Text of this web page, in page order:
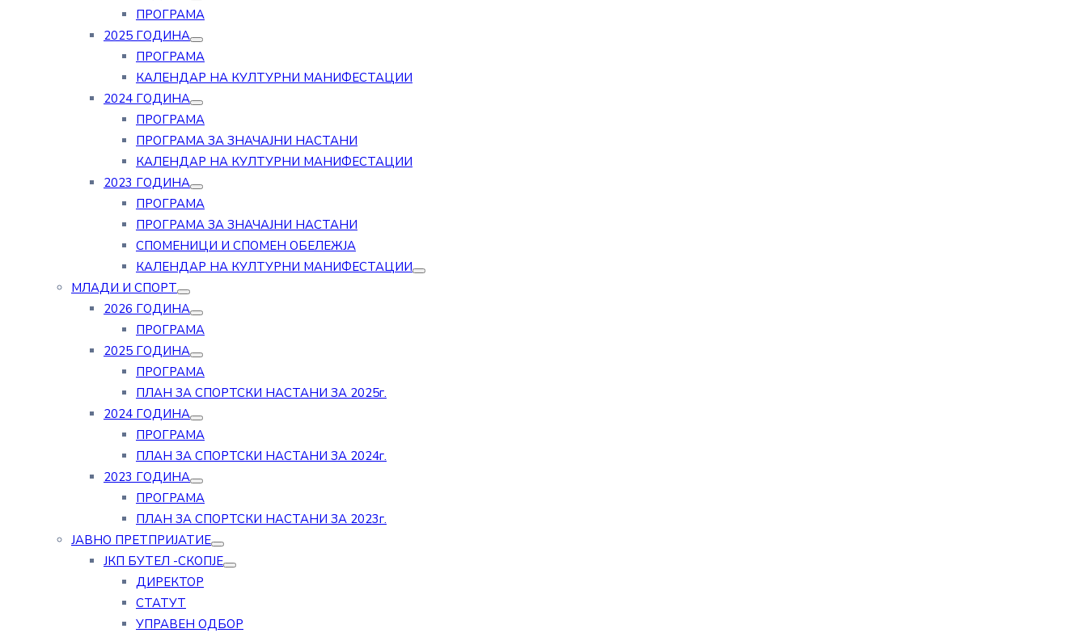
ПРОГРАМА
2025 ГОДИНА
ПРОГРАМА
КАЛЕНДАР НА КУЛТУРНИ МАНИФЕСТАЦИИ
2024 ГОДИНА
ПРОГРАМА
ПРОГРАМА ЗА ЗНАЧАЈНИ НАСТАНИ
КАЛЕНДАР НА КУЛТУРНИ МАНИФЕСТАЦИИ
2023 ГОДИНА
ПРОГРАМА
ПРОГРАМА ЗА ЗНАЧАЈНИ НАСТАНИ
СПОМЕНИЦИ И СПОМЕН ОБЕЛЕЖЈА
КАЛЕНДАР НА КУЛТУРНИ МАНИФЕСТАЦИИ
МЛАДИ И СПОРТ
2026 ГОДИНА
ПРОГРАМА
2025 ГОДИНА
ПРОГРАМА
ПЛАН ЗА СПОРТСКИ НАСТАНИ ЗА 2025г.
2024 ГОДИНА
ПРОГРАМА
ПЛАН ЗА СПОРТСКИ НАСТАНИ ЗА 2024г.
2023 ГОДИНА
ПРОГРАМА
ПЛАН ЗА СПОРТСКИ НАСТАНИ ЗА 2023г.
ЈАВНО ПРЕТПРИЈАТИЕ
ЈКП БУТЕЛ -СКОПЈЕ
ДИРЕКТОР
СТАТУТ
УПРАВЕН ОДБОР